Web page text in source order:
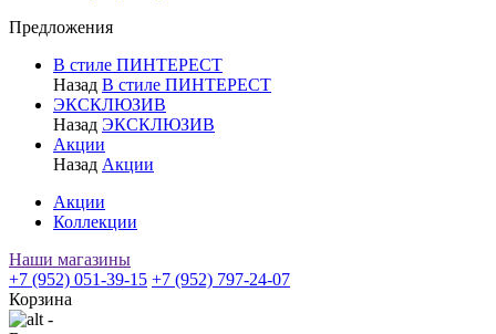
Предложения
В стиле ПИНТЕРЕСТ
Назад В стиле ПИНТЕРЕСТ
ЭКСКЛЮЗИВ
Назад ЭКСКЛЮЗИВ
Акции
Назад Акции
Акции
Коллекции
Наши магазины
+7 (952) 051-39-15 +7 (952) 797-24-07
Корзина
-